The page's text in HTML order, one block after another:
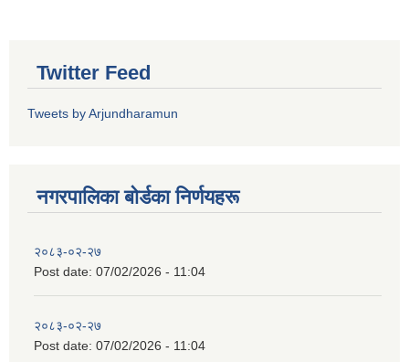
Twitter Feed
Tweets by Arjundharamun
नगरपालिका बाेर्डका निर्णयहरू
२०८३-०२-२७
Post date: 07/02/2026 - 11:04
२०८३-०२-२७
Post date: 07/02/2026 - 11:04